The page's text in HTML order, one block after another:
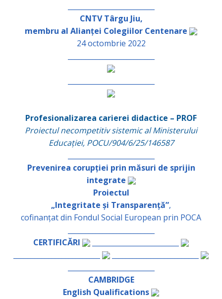
CNTV Târgu Jiu,
membru al Alianței Colegiilor Centenare
24 octombrie 2022
Profesionalizarea carierei didactice – PROF
Proiectul necompetitiv sistemic al Ministerului
Educației, POCU/904/6/25/146587
Prevenirea corupției prin măsuri de sprijin
integrate
Proiectul
„Integritate și Transparență”,
cofinanțat din Fondul Social European prin POCA
CERTIFICĂRI
CAMBRIDGE
English Qualifications